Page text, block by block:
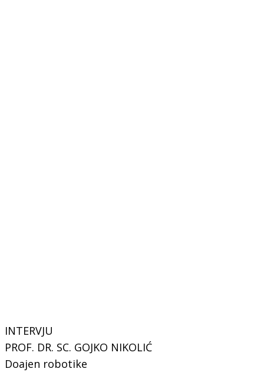
INTERVJU
PROF. DR. SC. GOJKO NIKOLIĆ
Doajen robotike